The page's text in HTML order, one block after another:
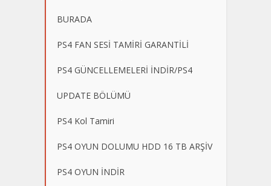
BURADA
PS4 FAN SESİ TAMİRİ GARANTİLİ
PS4 GÜNCELLEMELERİ İNDİR/PS4
UPDATE BÖLÜMÜ
PS4 Kol Tamiri
PS4 OYUN DOLUMU HDD 16 TB ARŞİV
PS4 OYUN İNDİR